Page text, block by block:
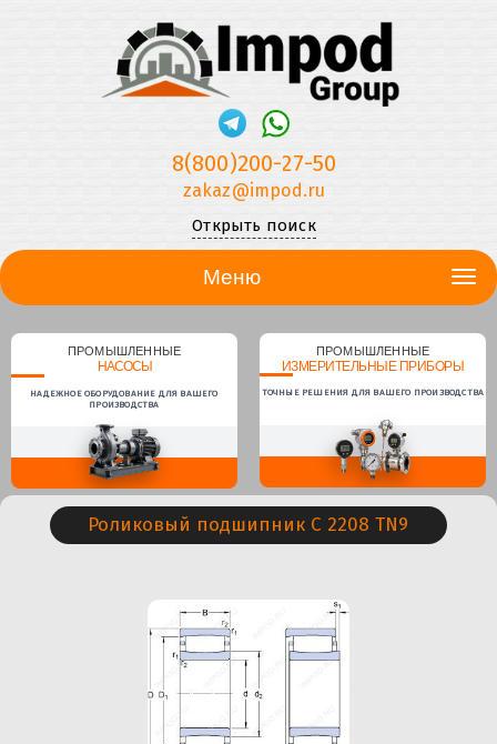
8(800)200-27-50
zakaz@impod.ru
Открыть поиск
Меню
ПРОМЫШЛЕННЫЕ
НАСОСЫ
НАДЕЖНОЕ ОБОРУДОВАНИЕ ДЛЯ ВАШЕГО
ПРОИЗВОДСТВА
ПРОМЫШЛЕННЫЕ
ИЗМЕРИТЕЛЬНЫЕ ПРИБОРЫ
ТОЧНЫЕ РЕШЕНИЯ ДЛЯ ВАШЕГО ПРОИЗВОДСТВА
Роликовый подшипник C 2208 TN9